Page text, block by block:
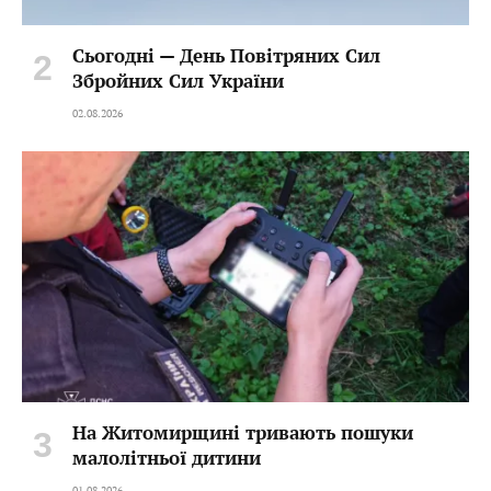
Сьогодні — День Повітряних Сил
Збройних Сил України
02.08.2026
На Житомирщині тривають пошуки
малолітньої дитини